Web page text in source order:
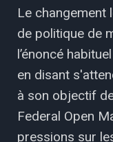
Le changement
de politique de
l’énoncé
en disant
à son objectif
Federal Open
pressions sur